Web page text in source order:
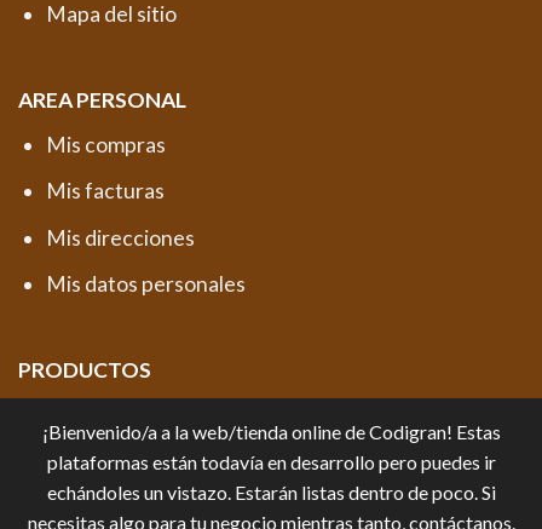
Mapa del sitio
AREA PERSONAL
Mis compras
Mis facturas
Mis direcciones
Mis datos personales
PRODUCTOS
Promociones y Novedades
¡Bienvenido/a a la web/tienda online de Codigran! Estas
plataformas están todavía en desarrollo pero puedes ir
echándoles un vistazo. Estarán listas dentro de poco. Si
necesitas algo para tu negocio mientras tanto, contáctanos.